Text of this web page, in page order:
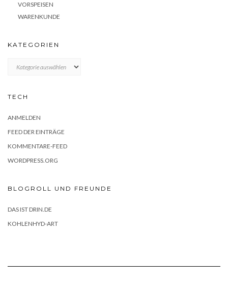
VORSPEISEN
WARENKUNDE
KATEGORIEN
TECH
ANMELDEN
FEED DER EINTRÄGE
KOMMENTARE-FEED
WORDPRESS.ORG
BLOGROLL UND FREUNDE
DAS IST DRIN.DE
KOHLENHYD-ART